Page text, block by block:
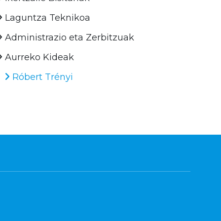
Laguntza Teknikoa
Administrazio eta Zerbitzuak
Aurreko Kideak
Róbert Trényi